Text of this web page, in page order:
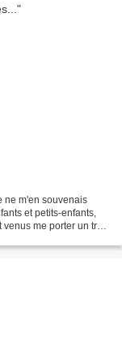
ne m'en souvenais
et petits-enfants,
me porter un très